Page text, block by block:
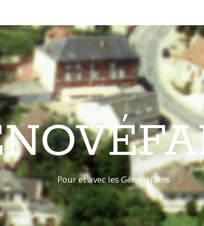
Pour et avec les Génovéfains